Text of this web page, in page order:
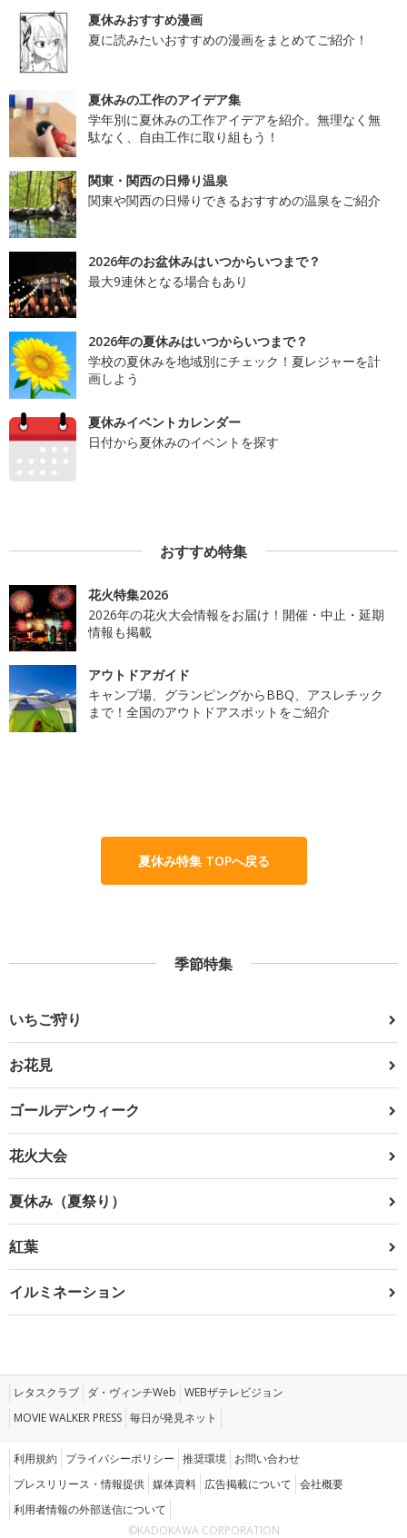
夏休みおすすめ漫画
夏に読みたいおすすめの漫画をまとめてご紹介！
夏休みの工作のアイデア集
学年別に夏休みの工作アイデアを紹介。無理なく無
駄なく、自由工作に取り組もう！
関東・関西の日帰り温泉
関東や関西の日帰りできるおすすめの温泉をご紹介
2026年のお盆休みはいつからいつまで？
最大9連休となる場合もあり
2026年の夏休みはいつからいつまで？
学校の夏休みを地域別にチェック！夏レジャーを計
画しよう
夏休みイベントカレンダー
日付から夏休みのイベントを探す
おすすめ特集
花火特集2026
2026年の花火大会情報をお届け！開催・中止・延期
情報も掲載
アウトドアガイド
キャンプ場、グランピングからBBQ、アスレチック
まで！全国のアウトドアスポットをご紹介
夏休み特集 TOPへ戻る
季節特集
いちご狩り
お花見
ゴールデンウィーク
花火大会
夏休み（夏祭り）
紅葉
イルミネーション
レタスクラブ ダ・ヴィンチWeb WEBザテレビジョン
MOVIE WALKER PRESS 毎日が発見ネット
利用規約 プライバシーポリシー 推奨環境 お問い合わせ
プレスリリース・情報提供 媒体資料 広告掲載について 会社概要
利用者情報の外部送信について
©KADOKAWA CORPORATION